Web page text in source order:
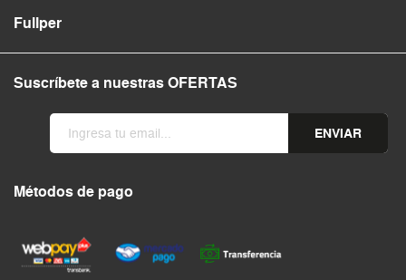
Fullper
Suscríbete a nuestras OFERTAS
ENVIAR
Métodos de pago